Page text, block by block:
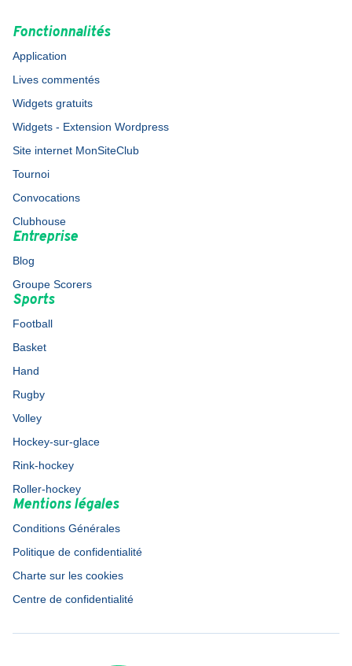
Fonctionnalités
Application
Lives commentés
Widgets gratuits
Widgets - Extension Wordpress
Site internet MonSiteClub
Tournoi
Convocations
Clubhouse
Entreprise
Blog
Groupe Scorers
Sports
Football
Basket
Hand
Rugby
Volley
Hockey-sur-glace
Rink-hockey
Roller-hockey
Mentions légales
Conditions Générales
Politique de confidentialité
Charte sur les cookies
Centre de confidentialité